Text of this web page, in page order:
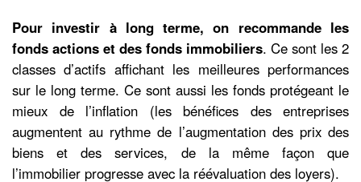
Pour investir à long terme, on recommande les
fonds actions et des fonds immobiliers. Ce sont les 2
classes d’actifs affichant les meilleures performances
sur le long terme. Ce sont aussi les fonds protégeant le
mieux de l’inflation (les bénéfices des entreprises
augmentent au rythme de l’augmentation des prix des
biens et des services, de la même façon que
l’immobilier progresse avec la réévaluation des loyers).